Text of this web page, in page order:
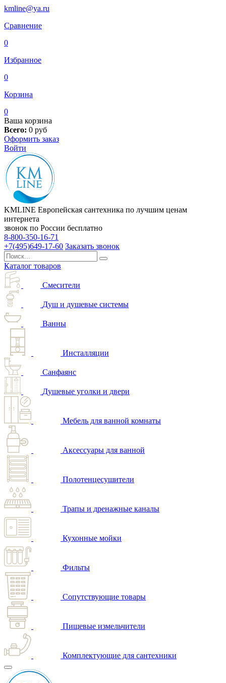
kmline@ya.ru
Сравнение
0
Избранное
0
Корзина
0
Ваша корзина
Всего: 0 руб
Оформить заказ
Войти
KMLINE Европейская сантехника по лучшим ценам
интернета
звонок по России бесплатно
8-800-350-16-71
+7(495)649-17-60 Заказать звонок
Каталог товаров
Смесители
Душ и душевые системы
Ванны
Инсталляции
Санфаянс
Душевые уголки и двери
Мебель для ванной комнаты
Аксессуары для ванной
Полотенцесушители
Трапы и дренажные каналы
Кухонные мойки
Фильты
Сопутствующие товары
Пищевые измельчители
Комплектующие для сантехники